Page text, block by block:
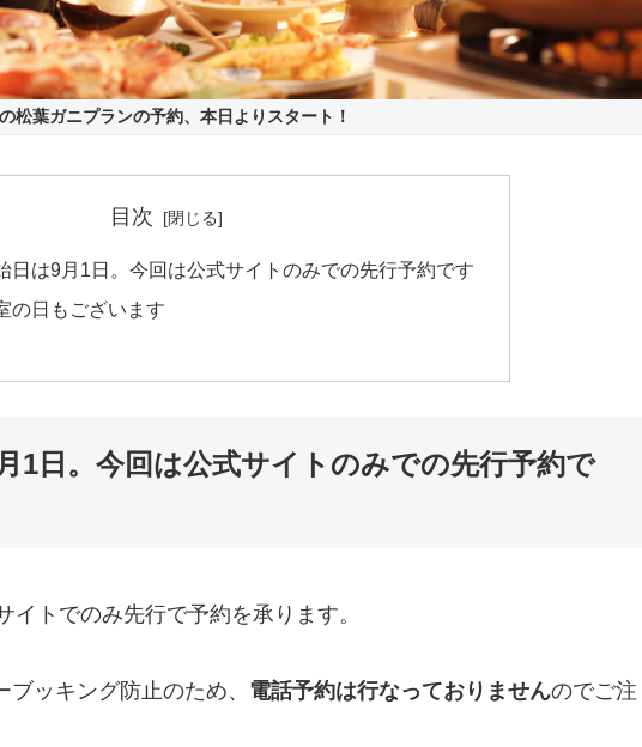
松葉ガニプランの予約、本日よりスタート！
目次
日は9月1日。今回は公式サイトのみでの先行予約です
の日もございます
1日。今回は公式サイトのみでの先行予約で
トでのみ先行で予約を承ります。
ッキング防止のため、 電話予約は行なっておりませんのでご注